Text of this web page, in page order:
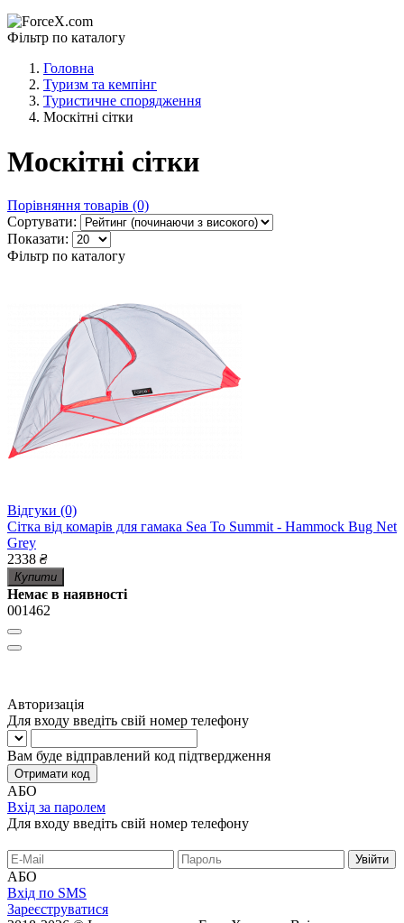
Фільтр по каталогу
Головна
Туризм та кемпінг
Туристичне спорядження
Москітні сітки
Москітні сітки
Порівняння товарів (0)
Сортувати:
Показати:
Фільтр по каталогу
Відгуки (0)
Сітка від комарів для гамака Sea To Summit - Hammock Bug Net
Grey
2338 ₴
Купити
Немає в наявності
001462
Авторизація
Для входу введіть свій номер телефону
Вам буде відправлений код підтвердження
Отримати код
АБО
Вхід за паролем
Для входу введіть свій номер телефону
АБО
Вхід по SMS
Зареєструватися